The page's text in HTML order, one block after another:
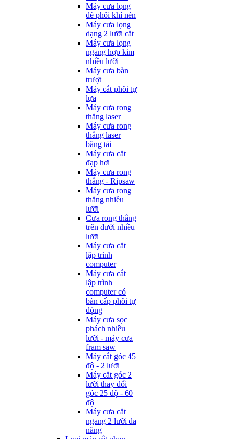
Máy cưa lọng
đè phôi khí nén
Máy cưa lọng
dạng 2 lưỡi cắt
Máy cưa lọng
ngang hợp kim
nhiều lưỡi
Máy cưa bàn
trượt
Máy cắt phôi tự
lựa
Máy cưa rong
thẳng laser
Máy cưa rong
thẳng laser
băng tải
Máy cưa cắt
đạp hơi
Máy cưa rong
thẳng - Ripsaw
Máy cưa rong
thẳng nhiều
lưỡi
Cưa rong thẳng
trên dưới nhiều
lưỡi
Máy cưa cắt
lập trình
computer
Máy cưa cắt
lập trình
computer có
bàn cấp phôi tự
động
Máy cưa sọc
phách nhiều
lưỡi - máy cưa
fram saw
Máy cắt góc 45
độ - 2 lưỡi
Máy cắt góc 2
lưỡi thay đổi
góc 25 độ - 60
độ
Máy cưa cắt
ngang 2 lưỡi đa
năng